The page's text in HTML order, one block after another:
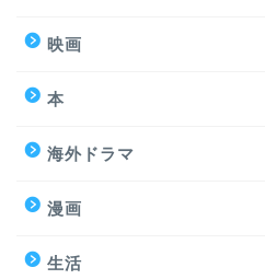
映画
本
海外ドラマ
漫画
生活